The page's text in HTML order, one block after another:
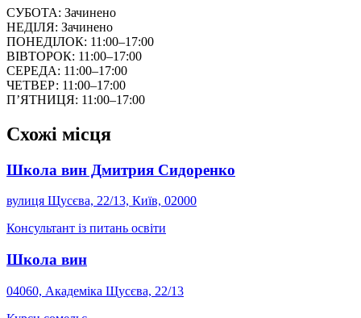
СУБОТА: Зачинено
НЕДІЛЯ: Зачинено
ПОНЕДІЛОК: 11:00–17:00
ВІВТОРОК: 11:00–17:00
СЕРЕДА: 11:00–17:00
ЧЕТВЕР: 11:00–17:00
ПʼЯТНИЦЯ: 11:00–17:00
Схожі місця
Школа вин Дмитрия Сидоренко
вулиця Щусєва, 22/13, Київ, 02000
Консультант із питань освіти
Школа вин
04060, Академіка Щусєва, 22/13